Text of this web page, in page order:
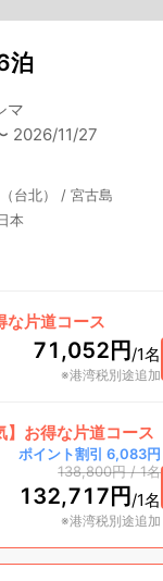
泊
マ
2026/11/27
台北） / 宮古島
本
な片道コース
71,052円/1名
※港湾税別途追加
】お得な片道コース
ポイント割引 6,083円
138,800円 /1名
132,717円/1名
※港湾税別途追加